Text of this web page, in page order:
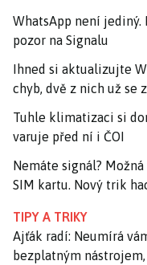
WhatsApp není
pozor na Signalu
Ihned si aktualizujte
chyb, dvě z nich už se
Tuhle klimatizaci si
varuje před ní i ČOI
Nemáte signál?
SIM kartu. Nový trik
TIPY A TRIKY
Ajťák radí: Neumírá
bezplatným